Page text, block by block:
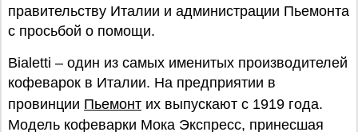
правительству Италии и администрации Пьемонта
с просьбой о помощи.
Bialetti – один из самых именитых производителей
кофеварок в Италии. На предприятии в
провинции Пьемонт их выпускают с 1919 года.
Модель кофеварки Мока Экспресс, принесшая